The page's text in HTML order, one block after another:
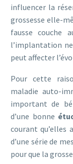
influencer la
grossesse elle-
fausse couche
l’implantation
peut affecter
Pour cette
maladie auto-
important de
d’une bonne
courant qu’elles
d’une série de
pour que la